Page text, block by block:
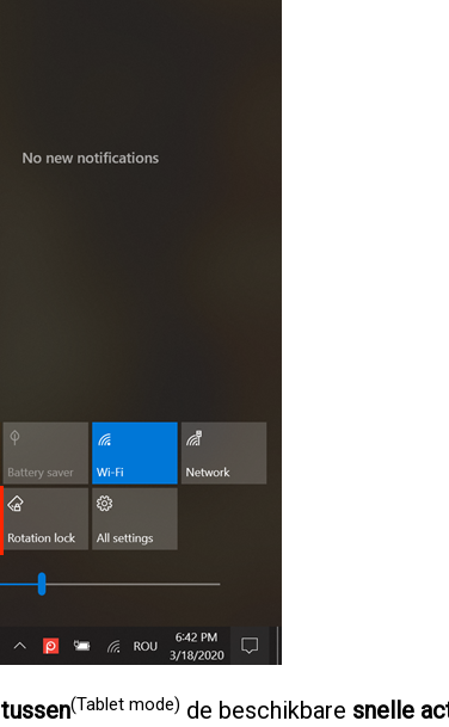
tussen(Tablet mode) de beschikbare snelle